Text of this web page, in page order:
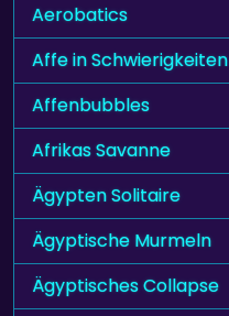
Aerobatics
Affe in Schwierigkeiten
Affenbubbles
Afrikas Savanne
Ägypten Solitaire
Ägyptische Murmeln
Ägyptisches Collapse